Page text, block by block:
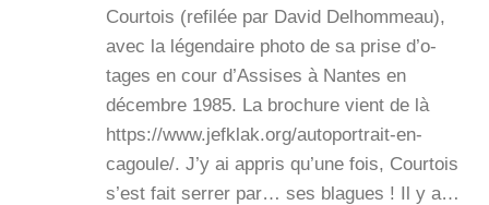
Cour­tois (refi­lée par David Del­hom­meau),
avec la légen­daire pho­to de sa prise d’o­
tages en cour d’As­sises à Nantes en
décembre 1985. La bro­chure vient de là
https://www.jefklak.org/autoportrait-en-
cagoule/. J’y ai appris qu’une fois, Cour­tois
s’est fait ser­rer par… ses blagues ! Il y a…